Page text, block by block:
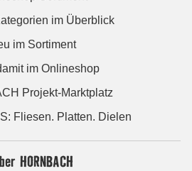
im Überblick
im Sortiment
im Onlineshop
Projekt-Marktplatz
Fliesen. Platten. Dielen
HORNBACH